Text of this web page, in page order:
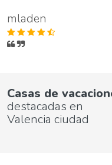
mladen
Casas de
destacadas en
Valencia ciudad